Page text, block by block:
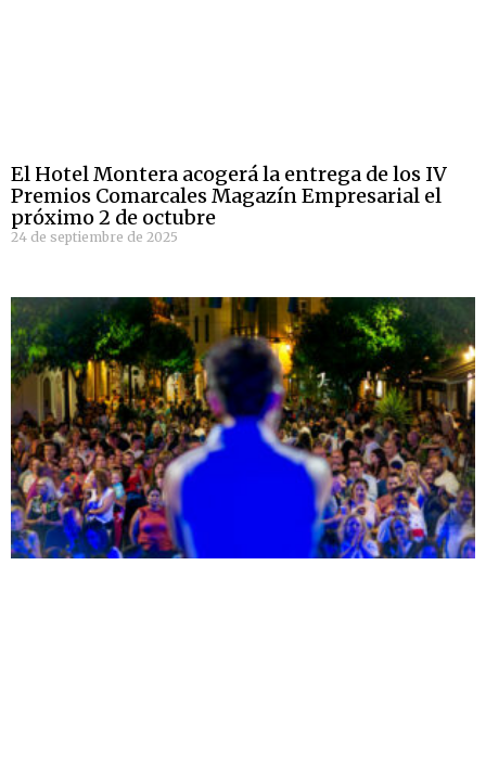
El Hotel Montera acogerá la entrega de los IV
Premios Comarcales Magazín Empresarial el
próximo 2 de octubre
24 de septiembre de 2025